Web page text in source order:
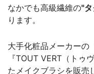
なかでも高級繊維の"
ります。
大手化粧品メーカーの
『TOUT VERT（トゥ
たメイクブラシを販売